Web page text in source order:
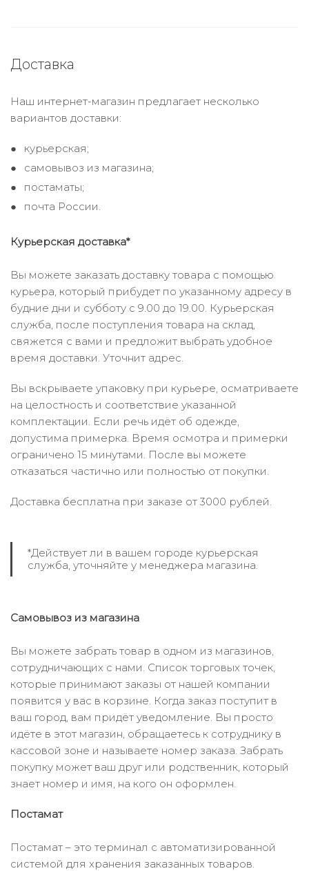
Доставка
Наш интернет-магазин предлагает несколько
вариантов доставки:
курьерская;
самовывоз из магазина;
постаматы;
почта России.
Курьерская доставка*
Вы можете заказать доставку товара с помощью
курьера, который прибудет по указанному адресу в
будние дни и субботу с 9.00 до 19.00. Курьерская
служба, после поступления товара на склад,
свяжется с вами и предложит выбрать удобное
время доставки. Уточнит адрес.
Вы вскрываете упаковку при курьере, осматриваете
на целостность и соответствие указанной
комплектации. Если речь идёт об одежде,
допустима примерка. Время осмотра и примерки
ограничено 15 минутами. После вы можете
отказаться частично или полностью от покупки.
Доставка бесплатна при заказе от 3000 рублей.
*Действует ли в вашем городе курьерская
служба, уточняйте у менеджера магазина.
Самовывоз из магазина
Вы можете забрать товар в одном из магазинов,
сотрудничающих с нами. Список торговых точек,
которые принимают заказы от нашей компании
появится у вас в корзине. Когда заказ поступит в
ваш город, вам придёт уведомление. Вы просто
идёте в этот магазин, обращаетесь к сотруднику в
кассовой зоне и называете номер заказа. Забрать
покупку может ваш друг или родственник, который
знает номер и имя, на кого он оформлен.
Постамат
Постамат – это терминал с автоматизированной
системой для хранения заказанных товаров.